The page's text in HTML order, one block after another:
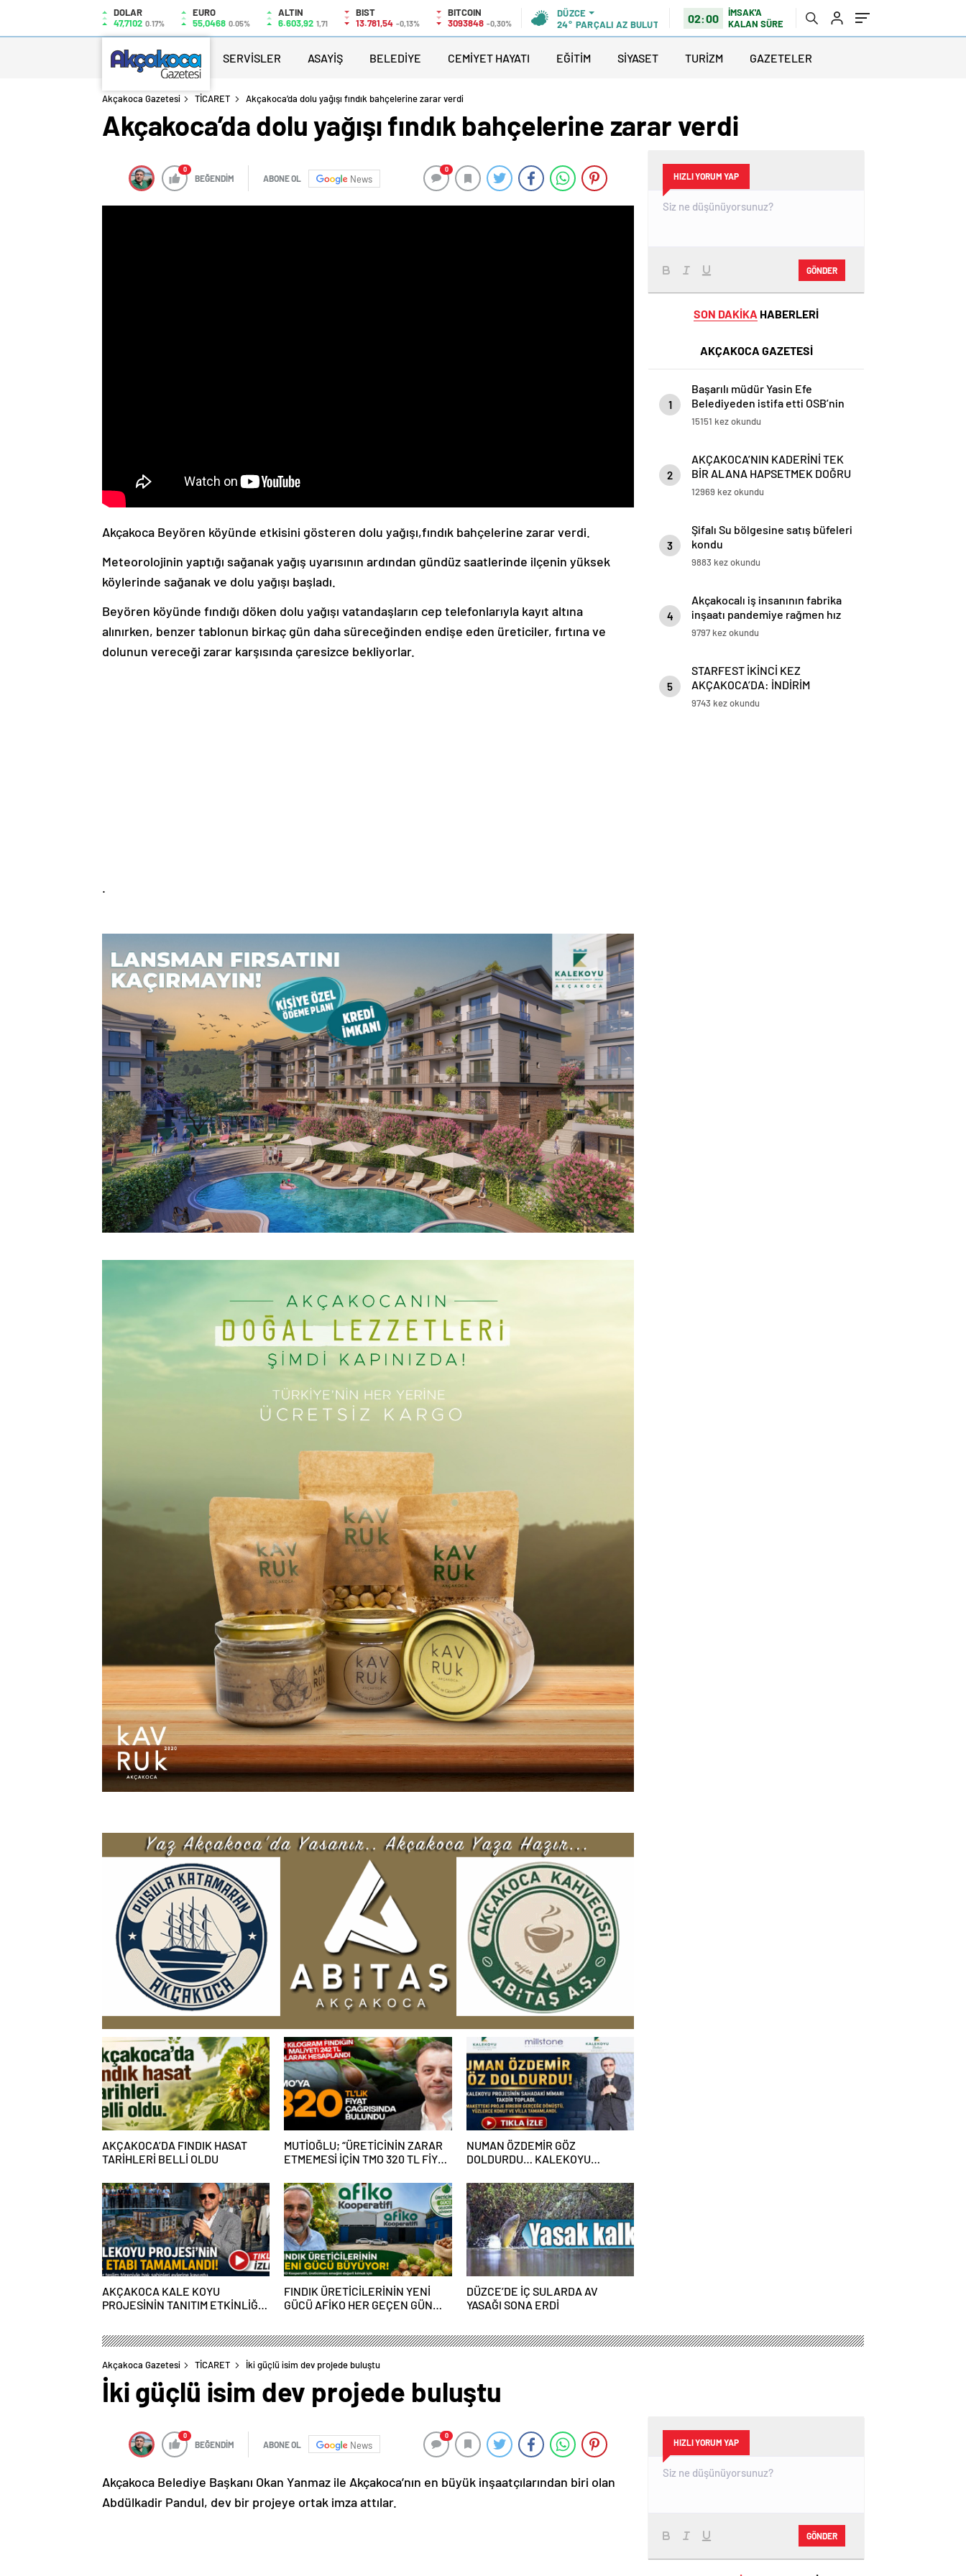
DOLAR
47,7102 0.17%
EURO
55,0468 0.05%
ALTIN
6.603,92 1,71
BIST
13.781,54 -0,13%
BITCOIN
3093848 -0,30%
DÜZCE
24° PARÇALI AZ BULUTLU 02:00
İMSAK'A
KALAN SÜRE
SERVİSLER ASAYİŞ BELEDİYE CEMİYET HAYATI EĞİTİM SİYASET TURİZM GAZETELER
Akçakoca Gazetesi TİCARET Akçakoca’da dolu yağışı fındık bahçelerine zarar verdi
Akçakoca’da dolu yağışı fındık bahçelerine zarar verdi
0
BEĞENDİM ABONE OL News
0
Akçakoca Beyören köyünde etkisini gösteren dolu yağışı,fındık bahçelerine zarar verdi.
Meteorolojinin yaptığı sağanak yağış uyarısının ardından gündüz saatlerinde ilçenin yüksek
köylerinde sağanak ve dolu yağışı başladı.
Beyören köyünde fındığı döken dolu yağışı vatandaşların cep telefonlarıyla kayıt altına
alınırken, benzer tablonun birkaç gün daha süreceğinden endişe eden üreticiler, fırtına ve
dolunun vereceği zarar karşısında çaresizce bekliyorlar.
.
AKÇAKOCA’DA FINDIK HASAT
TARİHLERİ BELLİ OLDU
MUTİOĞLU; “ÜRETİCİNİN ZARAR
ETMEMESİ İÇİN TMO 320 TL FİYAT
NUMAN ÖZDEMİR GÖZ
DOLDURDU… KALEKOYU
TAKDİR TOPLADI
AKÇAKOCA KALE KOYU
PROJESİNİN TANITIM ETKİNLİĞİ
FINDIK ÜRETİCİLERİNİN YENİ
GÜCÜ AFİKO HER GEÇEN GÜN
DÜZCE’DE İÇ SULARDA AV
YASAĞI SONA ERDİ
HIZLI YORUM YAP
GÖNDER
SON DAKİKA HABERLERİ
AKÇAKOCA GAZETESİ
1
Başarılı müdür Yasin Efe
Belediyeden istifa etti OSB’nin
başına geçiyor
15151 kez okundu
2
AKÇAKOCA’NIN KADERİNİ TEK
BİR ALANA HAPSETMEK DOĞRU
DEĞİL
12969 kez okundu
3
Şifalı Su bölgesine satış büfeleri
kondu
9883 kez okundu
4
Akçakocalı iş insanının fabrika
inşaatı pandemiye rağmen hız
kesmiyor
9797 kez okundu
5
STARFEST İKİNCİ KEZ
AKÇAKOCA’DA: İNDİRİM
STANTLARINA YOĞUN İLGİ
9743 kez okundu
Akçakoca Gazetesi TİCARET İki güçlü isim dev projede buluştu
İki güçlü isim dev projede buluştu
0
BEĞENDİM ABONE OL News
0
Akçakoca Belediye Başkanı Okan Yanmaz ile Akçakoca’nın en büyük inşaatçılarından biri olan
Abdülkadir Pandul, dev bir projeye ortak imza attılar.
HIZLI YORUM YAP
GÖNDER